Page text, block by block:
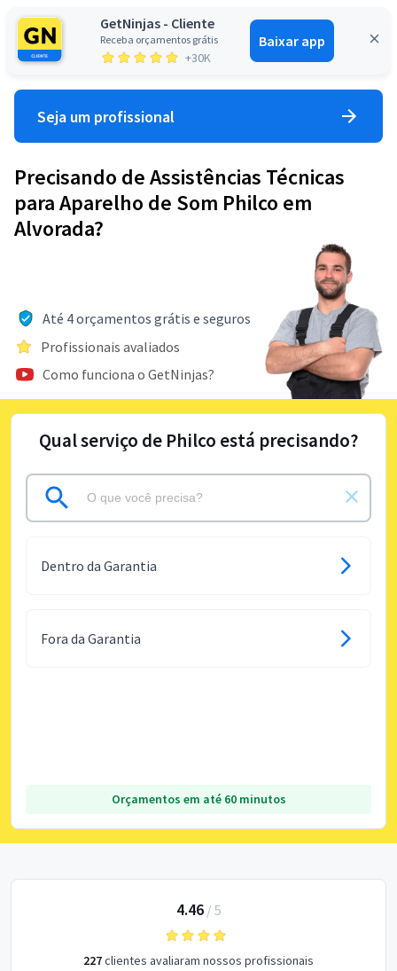
GetNinjas - Cliente
Receba orçamentos grátis
+30K
Baixar app
Entrar
Seja um profissional
Precisando de Assistências Técnicas
para Aparelho de Som Philco em
Alvorada?
Até 4 orçamentos grátis e seguros
Profissionais avaliados
Como funciona o GetNinjas?
Qual serviço de Philco está precisando?
Dentro da Garantia
Fora da Garantia
Orçamentos em até 60 minutos
4.46/ 5
227clientes avaliaram nossos profissionais